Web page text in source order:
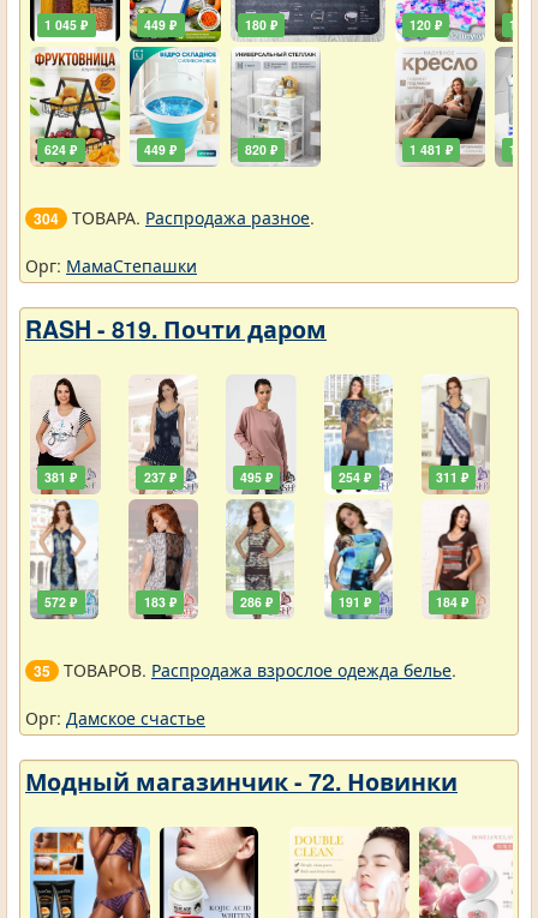
1 045 ₽
624 ₽
449 ₽
449 ₽
180 ₽
820 ₽
120 ₽
1 481 ₽
129
111
304 ТОВАРА. Распродажа разное.
Орг: МамаСтепашки
RASH - 819. Почти даром
381 ₽
572 ₽
237 ₽
183 ₽
495 ₽
286 ₽
254 ₽
191 ₽
311 ₽
184 ₽
35 ТОВАРОВ. Распродажа взрослое одежда белье.
Орг: Дамское счастье
Модный магазинчик - 72. Новинки